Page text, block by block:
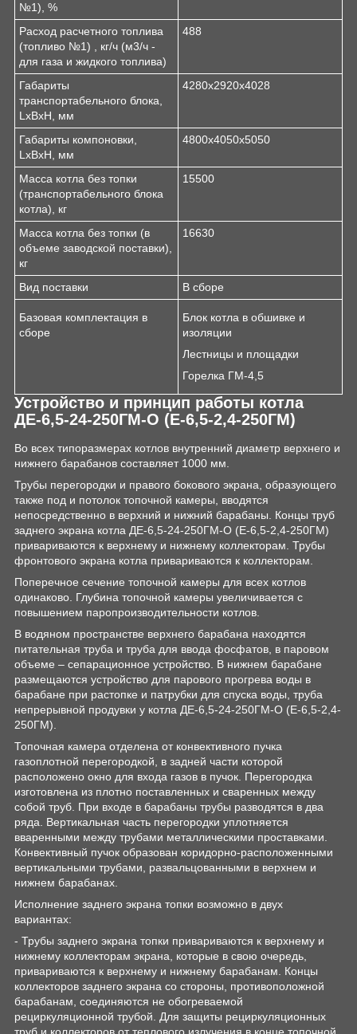
№1), %
Расход расчетного топлива
(топливо №1) , кг/ч (м3/ч -
для газа и жидкого топлива)
488
Габариты
транспортабельного блока,
LxBxH, мм
4280х2920х4028
Габариты компоновки,
LxBxH, мм
4800х4050х5050
Масса котла без топки
(транспортабельного блока
котла), кг
15500
Масса котла без топки (в
объеме заводской поставки),
кг
16630
Вид поставки В сборе
Базовая комплектация в
сборе
Блок котла в обшивке и
изоляции
Лестницы и площадки
Горелка ГМ-4,5
Устройство и принцип работы котла
ДЕ-6,5-24-250ГМ-О (Е-6,5-2,4-250ГМ)
Во всех типоразмерах котлов внутренний диаметр верхнего и
нижнего барабанов составляет 1000 мм.
Трубы перегородки и правого бокового экрана, образующего
также под и потолок топочной камеры, вводятся
непосредственно в верхний и нижний барабаны. Концы труб
заднего экрана котла ДЕ-6,5-24-250ГМ-О (Е-6,5-2,4-250ГМ)
привариваются к верхнему и нижнему коллекторам. Трубы
фронтового экрана котла привариваются к коллекторам.
Поперечное сечение топочной камеры для всех котлов
одинаково. Глубина топочной камеры увеличивается с
повышением паропроизводительности котлов.
В водяном пространстве верхнего барабана находятся
питательная труба и труба для ввода фосфатов, в паровом
объеме – сепарационное устройство. В нижнем барабане
размещаются устройство для парового прогрева воды в
барабане при растопке и патрубки для спуска воды, труба
непрерывной продувки у котла ДЕ-6,5-24-250ГМ-О (Е-6,5-2,4-
250ГМ).
Топочная камера отделена от конвективного пучка
газоплотной перегородкой, в задней части которой
расположено окно для входа газов в пучок. Перегородка
изготовлена из плотно поставленных и сваренных между
собой труб. При входе в барабаны трубы разводятся в два
ряда. Вертикальная часть перегородки уплотняется
вваренными между трубами металлическими проставками.
Конвективный пучок образован коридорно-расположенными
вертикальными трубами, развальцованными в верхнем и
нижнем барабанах.
Исполнение заднего экрана топки возможно в двух
вариантах:
- Трубы заднего экрана топки привариваются к верхнему и
нижнему коллекторам экрана, которые в свою очередь,
привариваются к верхнему и нижнему барабанам. Концы
коллекторов заднего экрана со стороны, противоположной
барабанам, соединяются не обогреваемой
рециркуляционной трубой. Для защиты рециркуляционных